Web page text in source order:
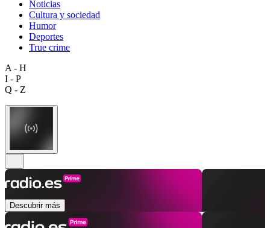
Noticias
Cultura y sociedad
Humor
Deportes
True crime
A - H
I - P
Q - Z
Descubrir más